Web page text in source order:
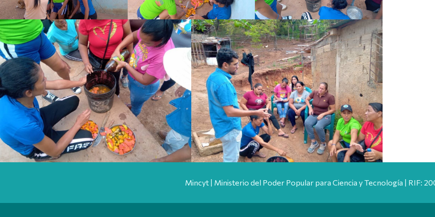
Mincyt | Ministerio del Poder Popular para Ciencia y Tecnología | RIF: